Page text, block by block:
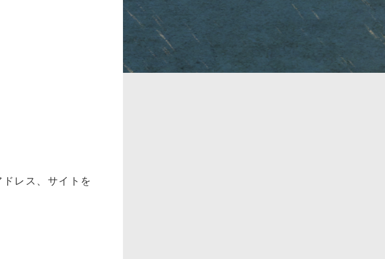
レス、サイトを